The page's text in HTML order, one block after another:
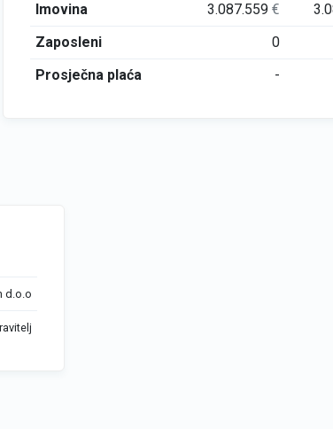
Imovina
3.087.559€
Zaposleni
0
Prosječna plaća
-
d.o.o